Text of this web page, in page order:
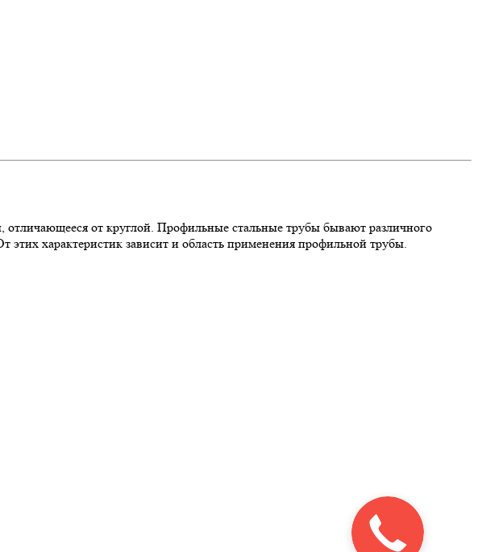
от круглой. Профильные стальные трубы бывают различного
характеристик зависит и область применения профильной трубы.